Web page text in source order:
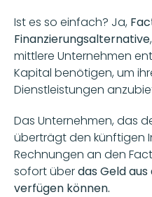
Ist es so einfach? Ja,
Finanzierungsalternative
mittlere Unternehmen
Kapital benötigen, um
Dienstleistungen
Das Unternehmen, das
überträgt den künftigen
Rechnungen an den
sofort über das Geld
verfügen können.